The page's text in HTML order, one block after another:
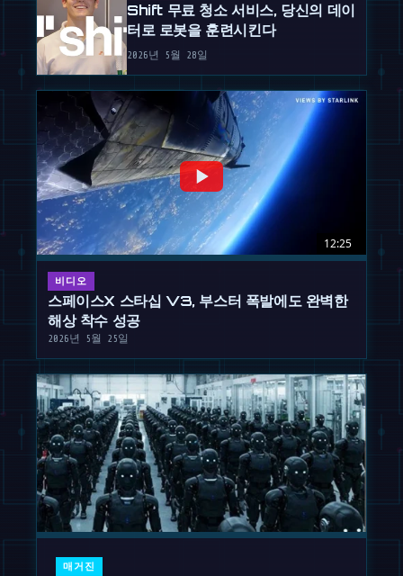
Shift 무료 청소 서비스, 당신의 데이
터로 로봇을 훈련시킨다
2026년 5월 28일
12:25
비디오
스페이스X 스타십 V3, 부스터 폭발에도 완벽한
해상 착수 성공
2026년 5월 25일
매거진